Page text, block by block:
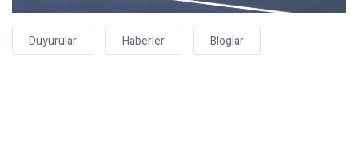
Duyurular Haberler Bloglar